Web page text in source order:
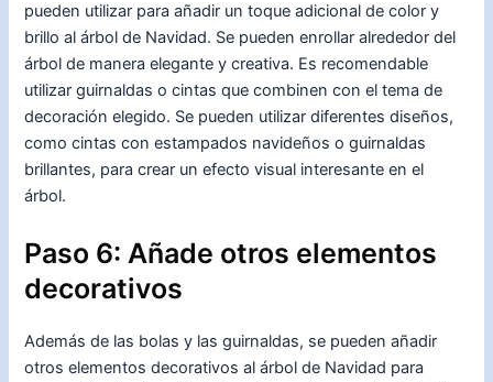
pueden utilizar para añadir un toque adicional de color y
brillo al árbol de Navidad. Se pueden enrollar alrededor del
árbol de manera elegante y creativa. Es recomendable
utilizar guirnaldas o cintas que combinen con el tema de
decoración elegido. Se pueden utilizar diferentes diseños,
como cintas con estampados navideños o guirnaldas
brillantes, para crear un efecto visual interesante en el
árbol.
Paso 6: Añade otros elementos
decorativos
Además de las bolas y las guirnaldas, se pueden añadir
otros elementos decorativos al árbol de Navidad para